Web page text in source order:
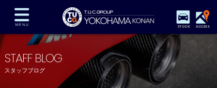
STOCK ACCESS
在庫車両情報 保証&サービス パーツリスト
TUCとは？ 店舗情報 アクセスマップ
全国納車 特別作業 注文販売
STAFF BLOG
スタッフブログ